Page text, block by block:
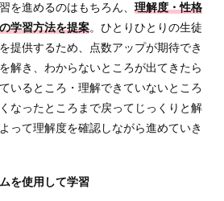
を進めるのはもちろん、 理解度・性格
学習方法を提案。ひとりひとりの生徒
提供するため、点数アップが期待でき
解き、わからないところが出てきたら
いるところ・理解できていないところ
なったところまで戻ってじっくりと解
って理解度を確認しながら進めていき
を使用して学習